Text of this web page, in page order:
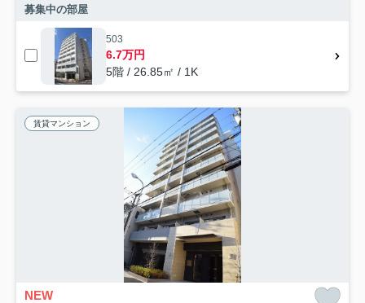
募集中の部屋
503
6.7万円
5階 / 26.85㎡ / 1K
賃貸マンション
NEW